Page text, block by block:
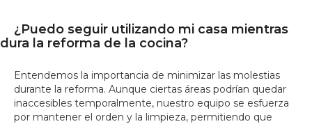
¿Puedo seguir utilizando mi casa mientras
dura la reforma de la cocina?
Entendemos la importancia de minimizar las molestias
durante la reforma. Aunque ciertas áreas podrían quedar
inaccesibles temporalmente, nuestro equipo se esfuerza
por mantener el orden y la limpieza, permitiendo que